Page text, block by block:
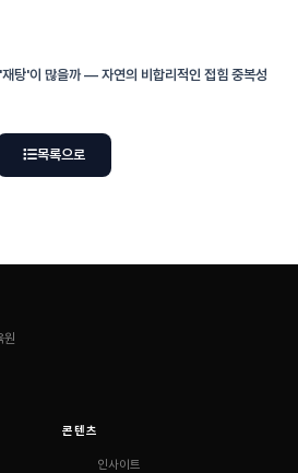
탕'이 많을까 — 자연의 비합리적인 접힘 중복성
목록으로
원
콘텐츠
인사이트